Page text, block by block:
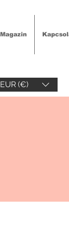
Magazin
EUR (€)